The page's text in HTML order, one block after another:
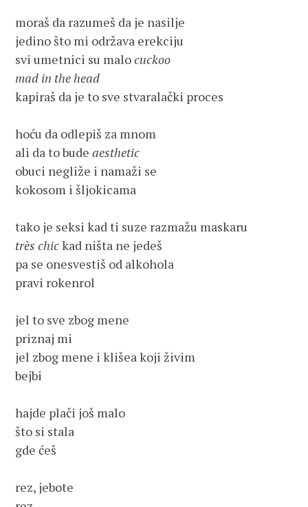
moraš da razumeš da je nasilje
jedino što mi održava erekciju
svi umetnici su malo cuckoo
mad in the head
kapiraš da je to sve stvaralački proces
hoću da odlepiš za mnom
ali da to bude aesthetic
obuci negliže i namaži se
kokosom i šljokicama
très chic kad ništa ne jedeš
pa se onesvestiš od alkohola
pravi rokenrol
jel to sve zbog mene
priznaj mi
jel zbog mene i klišea koji živim
bejbi
hajde plači još malo
što si stala
gde ćeš
rez, jebote